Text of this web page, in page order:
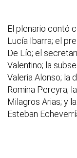
El plenario contó
Lucía Ibarra; el
De Lío; el
Valentino; la
Valeria Alonso; la
Romina Pereyra;
Milagros Arias; y
Esteban